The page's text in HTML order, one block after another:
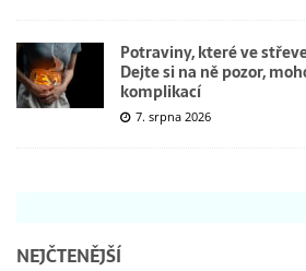
Potraviny, které ve
Dejte si na ně pozor,
komplikací
7. srpna 2026
NEJČTENĚJŠÍ